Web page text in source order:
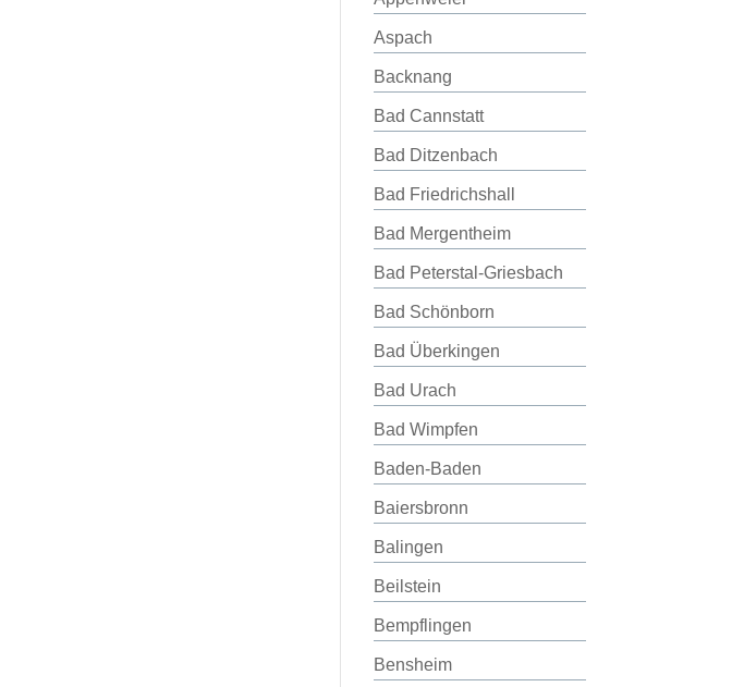
Aspach
Backnang
Bad Cannstatt
Bad Ditzenbach
Bad Friedrichshall
Bad Mergentheim
Bad Peterstal-Griesbach
Bad Schönborn
Bad Überkingen
Bad Urach
Bad Wimpfen
Baden-Baden
Baiersbronn
Balingen
Beilstein
Bempflingen
Bensheim